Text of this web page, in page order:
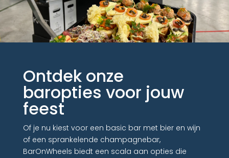
Ontdek onze
baropties voor jouw
feest
Of je nu kiest voor een basic bar met bier en wijn
of een sprankelende champagnebar,
BarOnWheels biedt een scala aan opties die